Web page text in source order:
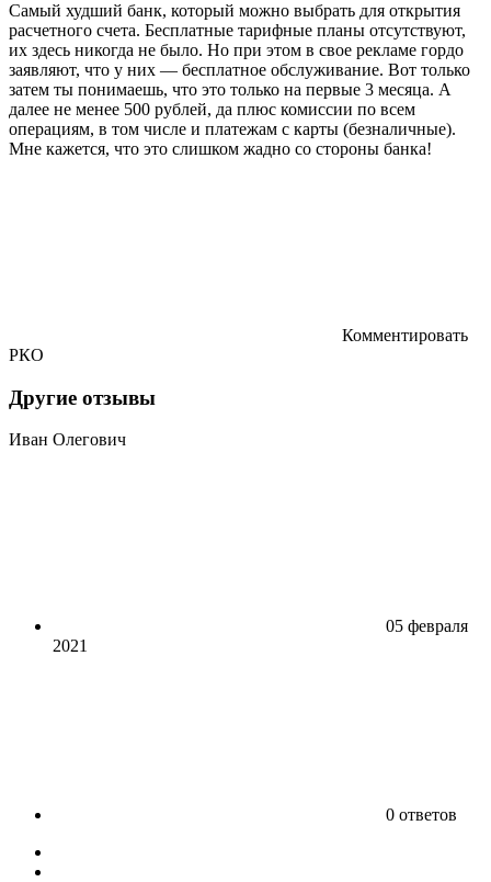
Самый худший банк, который можно выбрать для открытия
расчетного счета. Бесплатные тарифные планы отсутствуют,
их здесь никогда не было. Но при этом в свое рекламе гордо
заявляют, что у них — бесплатное обслуживание. Вот только
затем ты понимаешь, что это только на первые 3 месяца. А
далее не менее 500 рублей, да плюс комиссии по всем
операциям, в том числе и платежам с карты (безналичные).
Мне кажется, что это слишком жадно со стороны банка!
Комментировать
РКО
Другие отзывы
Иван Олегович
05 февраля
2021
0 ответов